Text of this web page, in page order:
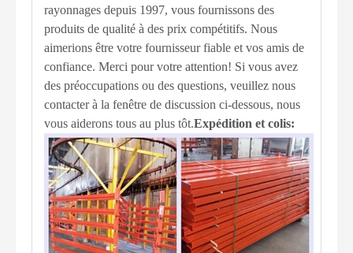
rayonnages depuis 1997, vous fournissons des
produits de qualité à des prix compétitifs. Nous
aimerions être votre fournisseur fiable et vos amis de
confiance. Merci pour votre attention! Si vous avez
des préoccupations ou des questions, veuillez nous
contacter à la fenêtre de discussion ci-dessous, nous
vous aiderons tous au plus tôt.Expédition et colis: